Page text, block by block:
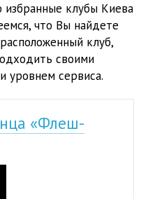
клубы Киева
что Вы найдете
клуб,
своими
уровнем сервиса.
«Флеш-